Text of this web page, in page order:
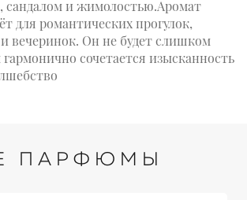
сандалом и жимолостью.Аромат
для романтических прогулок,
вечеринок. Он не будет слишком
сочетается изысканность
ПАРФЮМЫ